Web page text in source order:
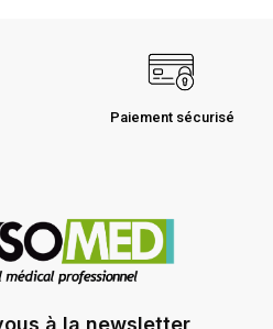
Paiement sécurisé
à la newsletter